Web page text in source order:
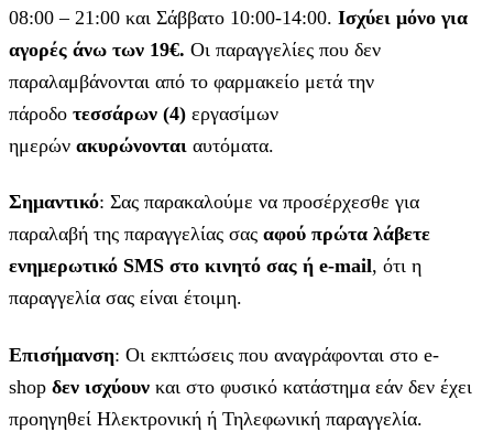
08:00 – 21:00 και Σάββατο 10:00-14:00. Ισχύει μόνο για
αγορές άνω των 19€. Οι παραγγελίες που δεν
παραλαμβάνονται από το φαρμακείο μετά την
πάροδο τεσσάρων (4) εργασίμων
ημερών ακυρώνονται αυτόματα.
Σημαντικό: Σας παρακαλούμε να προσέρχεσθε για
παραλαβή της παραγγελίας σας αφού πρώτα λάβετε
ενημερωτικό SMS στο κινητό σας ή e-mail, ότι η
παραγγελία σας είναι έτοιμη.
Επισήμανση: Οι εκπτώσεις που αναγράφονται στο e-
shop δεν ισχύουν και στο φυσικό κατάστημα εάν δεν έχει
προηγηθεί Ηλεκτρονική ή Τηλεφωνική παραγγελία.